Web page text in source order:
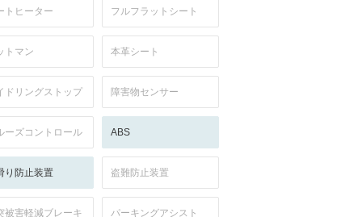
トヒーター フルフラットシート
トマン 本革シート
ドリングストップ 障害物センサー
ーズコントロール ABS
り防止装置 盗難防止装置
被害軽減ブレーキ パーキングアシスト